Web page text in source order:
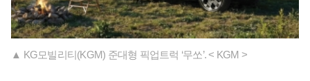
▲ KG모빌리티(KGM) 준대형 픽업트럭 ‘무쏘’. < KGM >